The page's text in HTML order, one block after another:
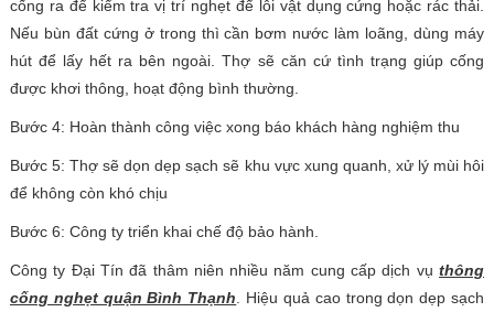
cống ra để kiểm tra vị trí nghẹt để lôi vật dụng cứng hoặc rác thải.
Nếu bùn đất cứng ở trong thì cần bơm nước làm loãng, dùng máy
hút để lấy hết ra bên ngoài. Thợ sẽ căn cứ tình trạng giúp cống
được khơi thông, hoạt động bình thường.
Bước 4: Hoàn thành công việc xong báo khách hàng nghiệm thu
Bước 5: Thợ sẽ dọn dẹp sạch sẽ khu vực xung quanh, xử lý mùi hôi
để không còn khó chịu
Bước 6: Công ty triển khai chế độ bảo hành.
Công ty Đại Tín đã thâm niên nhiều năm cung cấp dịch vụthông
cống nghẹt quận Bình Thạnh. Hiệu quả cao trong dọn dẹp sạch